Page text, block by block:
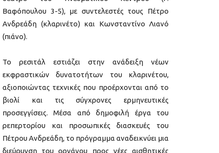
Βαφόπουλου 3-5), με συντελεστές τους Πέτρο
Ανδρεάδη (κλαρινέτο) και Κωνσταντίνο Λιανό
(πιάνο).
Το ρεσιτάλ εστιάζει στην ανάδειξη νέων
εκφραστικών δυνατοτήτων του κλαρινέτου,
αξιοποιώντας τεχνικές που προέρχονται από το
βιολί και τις σύγχρονες ερμηνευτικές
προσεγγίσεις. Μέσα από δημοφιλή έργα του
ρεπερτορίου και προσωπικές διασκευές του
Πέτρου Ανδρεάδη, το πρόγραμμα αναδεικνύει μια
διεύρυνση του οργάνου προς νέες αισθητικές